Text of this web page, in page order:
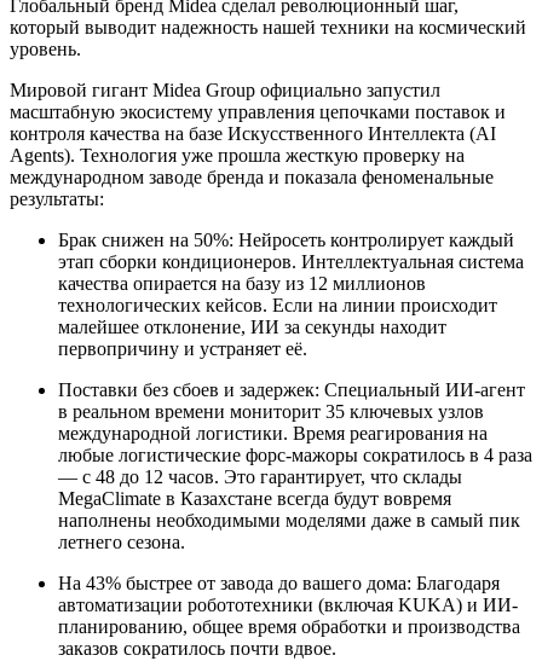
Глобальный бренд Midea сделал революционный шаг,
который выводит надежность нашей техники на космический
уровень.
Мировой гигант Midea Group официально запустил
масштабную экосистему управления цепочками поставок и
контроля качества на базе Искусственного Интеллекта (AI
Agents). Технология уже прошла жесткую проверку на
международном заводе бренда и показала феноменальные
результаты:
Брак снижен на 50%: Нейросеть контролирует каждый
этап сборки кондиционеров. Интеллектуальная система
качества опирается на базу из 12 миллионов
технологических кейсов. Если на линии происходит
малейшее отклонение, ИИ за секунды находит
первопричину и устраняет её.
Поставки без сбоев и задержек: Специальный ИИ-агент
в реальном времени мониторит 35 ключевых узлов
международной логистики. Время реагирования на
любые логистические форс-мажоры сократилось в 4 раза
— с 48 до 12 часов. Это гарантирует, что склады
MegaClimate в Казахстане всегда будут вовремя
наполнены необходимыми моделями даже в самый пик
летнего сезона.
На 43% быстрее от завода до вашего дома: Благодаря
автоматизации робототехники (включая KUKA) и ИИ-
планированию, общее время обработки и производства
заказов сократилось почти вдвое.